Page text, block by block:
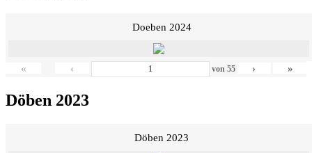
Doeben 2024
« ‹ von 55 › »
Döben 2023
Döben 2023